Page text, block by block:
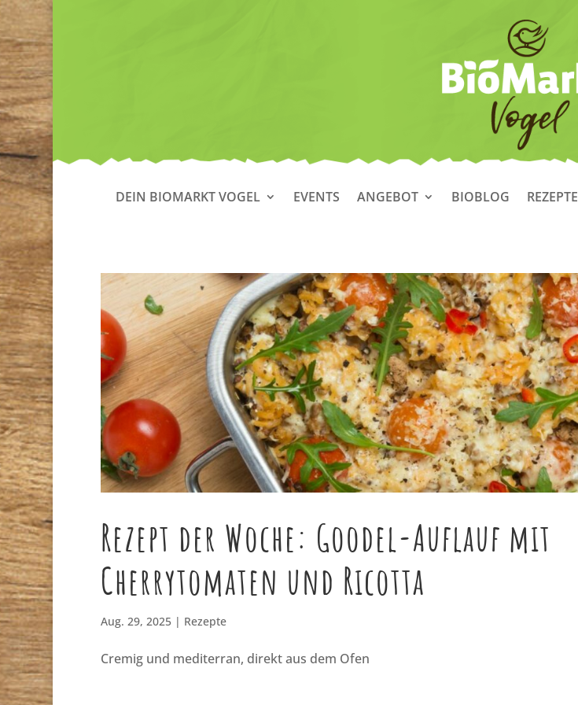
DEIN BIOMARKT VOGEL EVENTS ANGEBOT BIOBLOG REZEPTE
Rezept der Woche: Goodel-Auflauf mit
Cherrytomaten und Ricotta
Aug. 29, 2025| Rezepte
Cremig und mediterran, direkt aus dem Ofen